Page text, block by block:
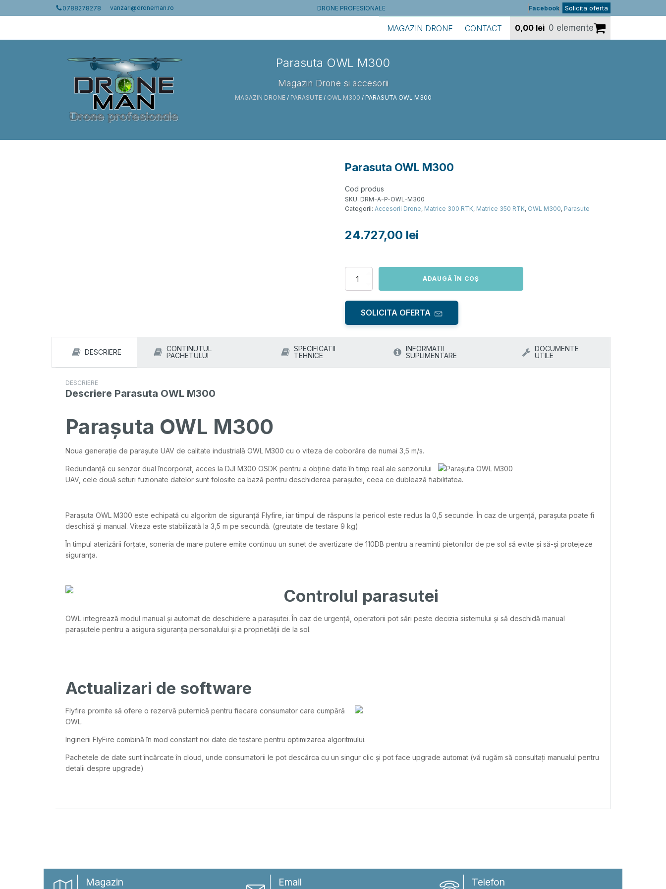
0788278278 vanzari@droneman.ro DRONE PROFESIONALE Facebook Solicita oferta
MAGAZIN DRONE CONTACT 0,00 lei 0 elemente
Parasuta OWL M300
Magazin Drone si accesorii
MAGAZIN DRONE/ PARASUTE/ OWL M300 / PARASUTA OWL M300
Parasuta OWL M300
Cod produs
SKU: DRM-A-P-OWL-M300
Categorii: Accesorii Drone, Matrice 300 RTK, Matrice 350 RTK, OWL M300, Parasute
24.727,00 lei
Cantitate
M300
ADAUGĂ ÎN COȘ
SOLICITA OFERTA
DESCRIERE
CONTINUTUL
PACHETULUI
SPECIFICATII
TEHNICE
INFORMATII
SUPLIMENTARE
DOCUMENTE
UTILE
DESCRIERE
Descriere Parasuta OWL M300
Parașuta OWL M300
Noua generație de parașute UAV de calitate industrială OWL M300 cu o viteza de coborâre de numai 3,5 m/s.
Redundanță cu senzor dual încorporat, acces la DJI M300 OSDK pentru a obține date în timp real ale senzorului
UAV, cele două seturi fuzionate datelor sunt folosite ca bază pentru deschiderea parașutei, ceea ce dublează fiabilitatea.
Parașuta OWL M300 este echipată cu algoritm de siguranță Flyfire, iar timpul de răspuns la pericol este redus la 0,5 secunde. În caz de urgență, parașuta poate fi
deschisă și manual. Viteza este stabilizată la 3,5 m pe secundă. (greutate de testare 9 kg)
În timpul aterizării forțate, soneria de mare putere emite continuu un sunet de avertizare de 110DB pentru a reaminti pietonilor de pe sol să evite și să-și protejeze
siguranța.
Controlul parasutei
OWL integrează modul manual și automat de deschidere a parașutei. În caz de urgență, operatorii pot sări peste decizia sistemului și să deschidă manual
parașutele pentru a asigura siguranța personalului și a proprietății de la sol.
Actualizari de software
Flyfire promite să ofere o rezervă puternică pentru fiecare consumator care cumpără
OWL.
Inginerii FlyFire combină în mod constant noi date de testare pentru optimizarea algoritmului.
Pachetele de date sunt încărcate în cloud, unde consumatorii le pot descărca cu un singur clic și pot face upgrade automat (vă rugăm să consultați manualul pentru
detalii despre upgrade)
Magazin Email Telefon